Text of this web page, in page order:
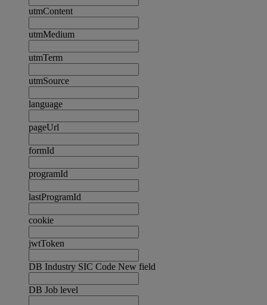
utmContent
utmMedium
utmTerm
utmSource
language
pageUrl
formId
programId
lastProgramId
cookie
jwtToken
DB Industry SIC Code New field
DB Job level